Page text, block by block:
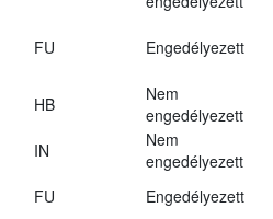
FU Engedélyezett
HB
Nem
engedélyezett
IN
Nem
engedélyezett
FU Engedélyezett